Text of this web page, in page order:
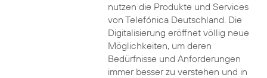
nutzen die Produkte und Services
von Telefónica Deutschland. Die
Digitalisierung eröffnet völlig neue
Möglichkeiten, um deren
Bedürfnisse und Anforderungen
immer besser zu verstehen und in